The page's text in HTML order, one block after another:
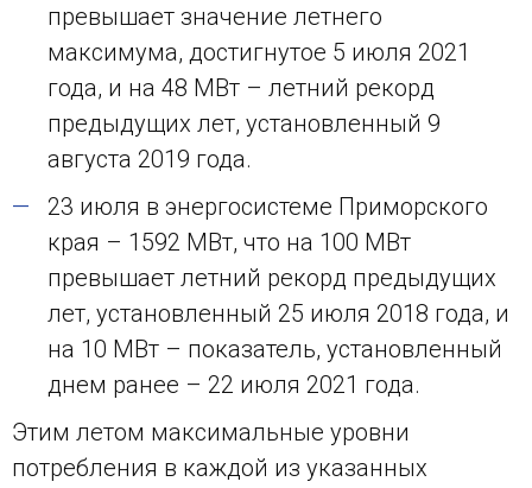
превышает значение летнего
максимума, достигнутое 5 июля 2021
года, и на 48 МВт – летний рекорд
предыдущих лет, установленный 9
августа 2019 года.
23 июля в энергосистеме Приморского
края – 1592 МВт, что на 100 МВт
превышает летний рекорд предыдущих
лет, установленный 25 июля 2018 года, и
на 10 МВт – показатель, установленный
днем ранее – 22 июля 2021 года.
Этим летом максимальные уровни
потребления в каждой из указанных